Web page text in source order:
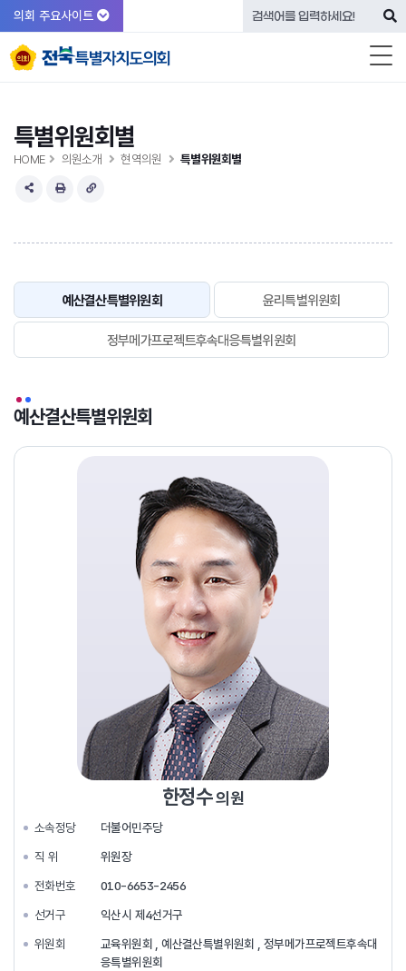
의회 주요사이트
특별위원회별
HOME 의원소개 현역의원 특별위원회별
예산결산특별위원회 윤리특별위원회
정부메가프로젝트후속대응특별위원회
예산결산특별위원회
한정수의원
소속정당
더불어민주당
직 위
위원장
전화번호
010-6653-2456
선거구
익산시 제4선거구
위원회
교육위원회 , 예산결산특별위원회 , 정부메가프로젝트후속대
응특별위원회